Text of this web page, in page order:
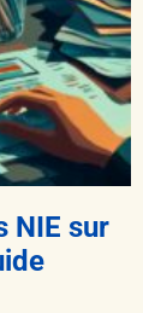
NIE sur